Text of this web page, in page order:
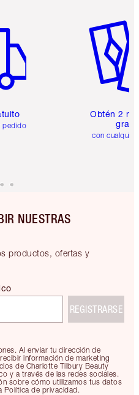
pedido
Obtén 2
gratis
con
NUESTRAS
productos, ofertas y
Al enviar tu dirección de
información de marketing
de Charlotte Tilbury Beauty
y a través de las redes sociales.
sobre cómo utilizamos tus datos
Política de privacidad.
REGISTRARSE